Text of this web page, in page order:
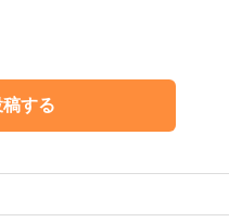
する